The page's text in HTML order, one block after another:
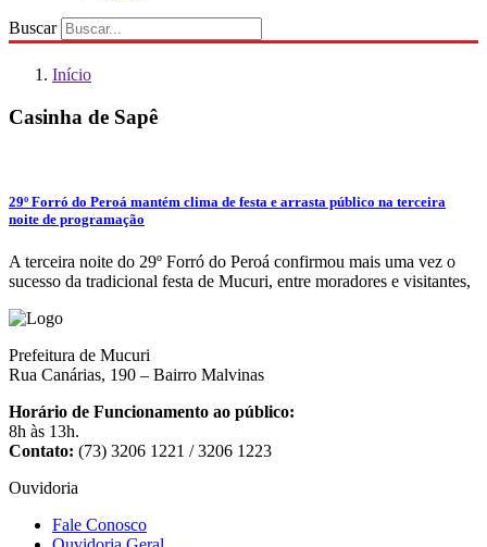
Buscar
Início
Casinha de Sapê
29º Forró do Peroá mantém clima de festa e arrasta público na terceira
noite de programação
A terceira noite do 29º Forró do Peroá confirmou mais uma vez o
sucesso da tradicional festa de Mucuri, entre moradores e visitantes,
Prefeitura de Mucuri
Rua Canárias, 190 – Bairro Malvinas
Horário de Funcionamento ao público:
8h às 13h.
Contato: (73) 3206 1221 / 3206 1223
Ouvidoria
Fale Conosco